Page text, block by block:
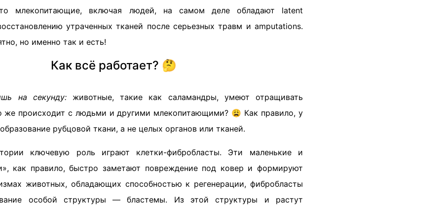
млекопитающие, включая людей, на самом деле обладают latent
утраченных тканей после серьезных травм и amputations.
но именно так и есть!
Как всё работает? 🤔
на секунду:животные, такие как саламандры, умеют отращивать
же происходит с людьми и другими млекопитающими? 😩 Как правило, у
рубцовой ткани, а не целых органов или тканей.
ключевую роль играют клетки-фибробласты. Эти маленькие и
как правило, быстро заметают повреждение под ковер и формируют
животных, обладающих способностью к регенерации, фибробласты
особой структуры — бластемы. Из этой структуры и растут